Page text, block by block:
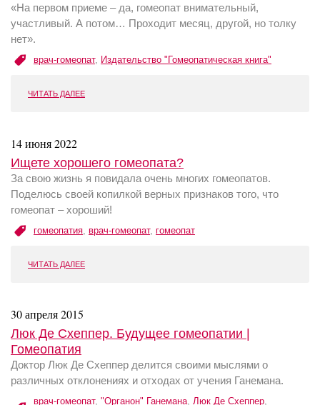
«На первом приеме – да, гомеопат внимательный,
участливый. А потом… Проходит месяц, другой, но толку
нет».
врач-гомеопат, Издательство "Гомеопатическая книга"
ЧИТАТЬ ДАЛЕЕ
14 июня 2022
Ищете хорошего гомеопата?
За свою жизнь я повидала очень многих гомеопатов.
Поделюсь своей копилкой верных признаков того, что
гомеопат – хороший!
гомеопатия, врач-гомеопат, гомеопат
ЧИТАТЬ ДАЛЕЕ
30 апреля 2015
Люк Де Схеппер. Будущее гомеопатии |
Гомеопатия
Доктор Люк Де Схеппер делится своими мыслями о
различных отклонениях и отходах от учения Ганемана.
врач-гомеопат, "Органон" Ганемана, Люк Де Схеппер,